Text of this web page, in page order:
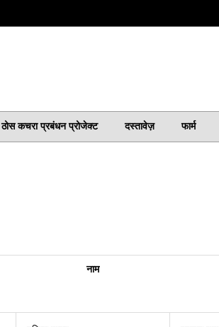
ठोस कचरा प्रबंधन प्रोजेक्ट दस्तावेज़ फार्म
नाम